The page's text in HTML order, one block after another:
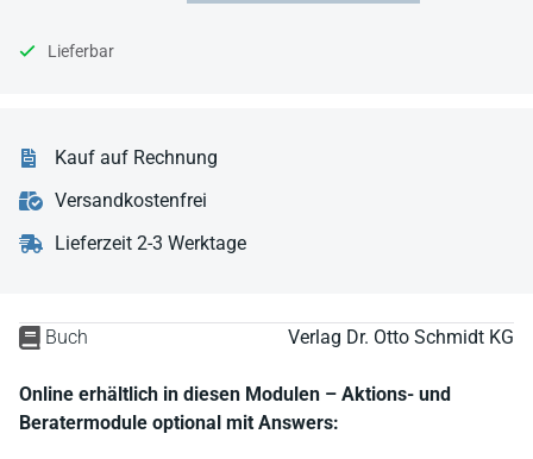
Buch Verlag Dr. Otto Schmidt KG
Online erhältlich in diesen Modulen – Aktions- und
Beratermodule optional mit Answers:
Lieferbar
Kauf auf Rechnung
Versandkostenfrei
Lieferzeit 2-3 Werktage